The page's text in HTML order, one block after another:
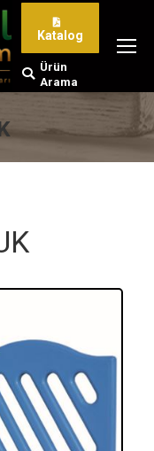
Katalog
Search:
Ürün
Arama